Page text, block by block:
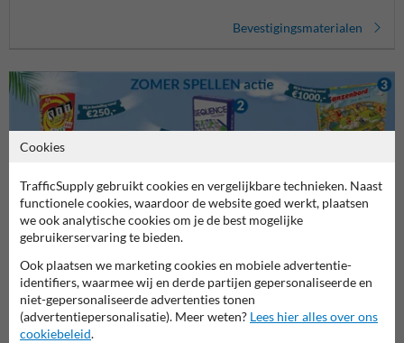
Bevestigingsmaterialen
Stel je vraag aan Verkeersbord.be
Naam*
Bedrijfsnaam
Cookies
TrafficSupply gebruikt cookies en vergelijkbare technieken. Naast
functionele cookies, waardoor de website goed werkt, plaatsen
we ook analytische cookies om je de best mogelijke
gebruikerservaring te bieden.
Ook plaatsen we marketing cookies en mobiele advertentie-
identifiers, waarmee wij en derde partijen gepersonaliseerde en
niet-gepersonaliseerde advertenties tonen
(advertentiepersonalisatie). Meer weten? Lees hier alles over ons
cookiebeleid.